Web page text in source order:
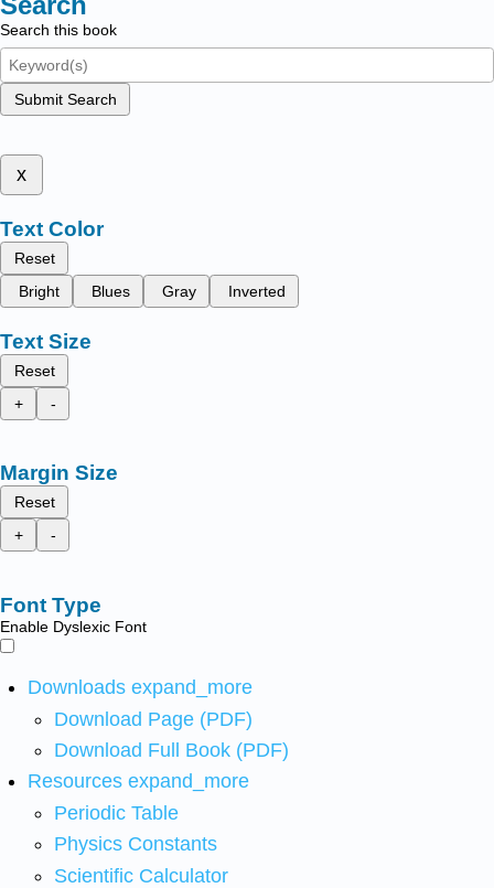
Search this book
Submit Search
x
Text Color
Reset
Bright
Blues Gray Inverted
Text Size
Reset
+
-
Margin Size
Reset
+
-
Font Type
Enable Dyslexic Font
Downloads expand_more
Download Page (PDF)
Download Full Book (PDF)
Resources expand_more
Periodic Table
Physics Constants
Scientific Calculator